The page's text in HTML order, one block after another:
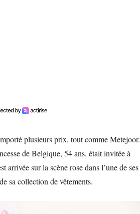
plusieurs prix, tout comme Metejoor.
de Belgique, 54 ans, était invitée à
sur la scène rose dans l’une de ses
sa collection de vêtements.